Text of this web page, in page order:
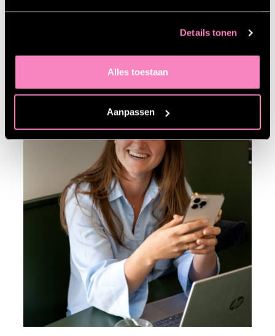
Details tonen
Alles toestaan
Aanpassen